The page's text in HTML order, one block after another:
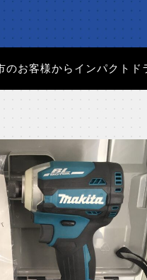
のお客様からインパクト